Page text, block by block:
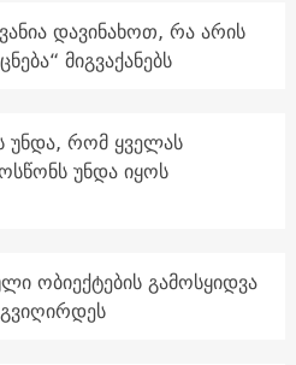
დავინახოთ, რა არის
მიგვაქანებს
უნდა, რომ ყველას
უნდა იყოს
ობიექტების გამოსყიდვა